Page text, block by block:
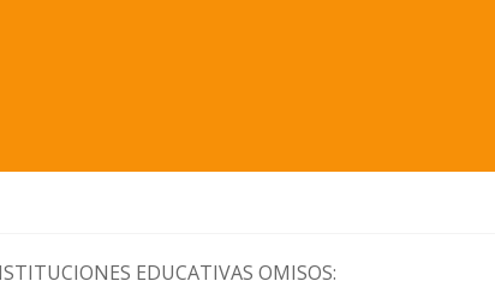
EDUCATIVAS OMISOS: